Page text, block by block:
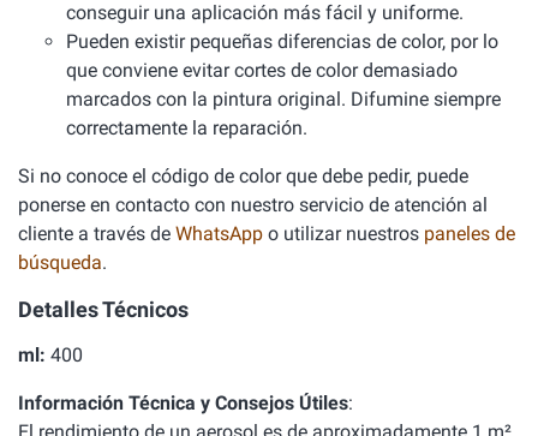
conseguir una aplicación más fácil y uniforme.
Pueden existir pequeñas diferencias de color, por lo
que conviene evitar cortes de color demasiado
marcados con la pintura original. Difumine siempre
correctamente la reparación.
Si no conoce el código de color que debe pedir, puede
ponerse en contacto con nuestro servicio de atención al
cliente a través de WhatsApp o utilizar nuestros paneles de
búsqueda.
Detalles Técnicos
ml: 400
Información Técnica y Consejos Útiles: